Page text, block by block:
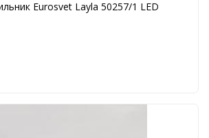
Eurosvet Layla 50257/1 LED